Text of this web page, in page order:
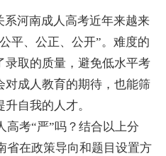
系河南成人高考近年来越来
平、公正、公开”。难度的
录取的质量，避免低水平考
对成人教育的期待，也能筛
自我的人才。
高考“严”吗？结合以上分
省在政策导向和题目设置方